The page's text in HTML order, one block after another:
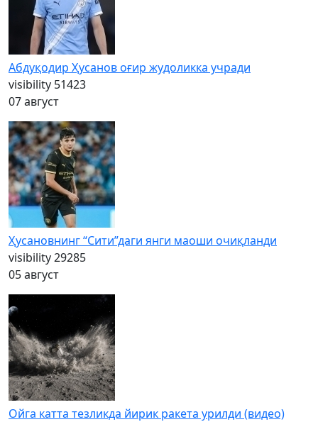
Абдуқодир Ҳусанов оғир жудоликка учради
visibility 51423
07 август
Ҳусановнинг “Сити”даги янги маоши очиқланди
visibility29285
05 август
Ойга катта тезликда йирик ракета урилди (видео)